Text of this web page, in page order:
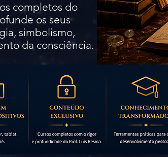
completos do
os seus
simbolismo,
da consciência.